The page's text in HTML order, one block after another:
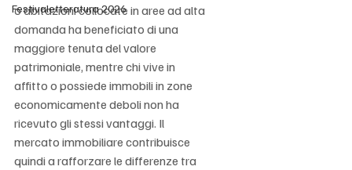
Festivaletteratura 2026
o abitazioni collocate in aree ad alta
domanda ha beneficiato di una
maggiore tenuta del valore
patrimoniale, mentre chi vive in
affitto o possiede immobili in zone
economicamente deboli non ha
ricevuto gli stessi vantaggi. Il
mercato immobiliare contribuisce
quindi a rafforzare le differenze tra